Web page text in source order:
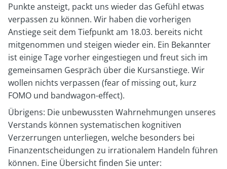
Punkte ansteigt, packt uns wieder das Gefühl etwas
verpassen zu können. Wir haben die vorherigen
Anstiege seit dem Tiefpunkt am 18.03. bereits nicht
mitgenommen und steigen wieder ein. Ein Bekannter
ist einige Tage vorher eingestiegen und freut sich im
gemeinsamen Gespräch über die Kursanstiege. Wir
wollen nichts verpassen (fear of missing out, kurz
FOMO und bandwagon-effect).
Übrigens: Die unbewussten Wahrnehmungen unseres
Verstands können systematischen kognitiven
Verzerrungen unterliegen, welche besonders bei
Finanzentscheidungen zu irrationalem Handeln führen
können. Eine Übersicht finden Sie unter: